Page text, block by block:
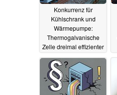
Konkurrenz für
Kühlschrank und
Wärmepumpe:
Thermogalvanische
Zelle dreimal effizienter
07.02.2025